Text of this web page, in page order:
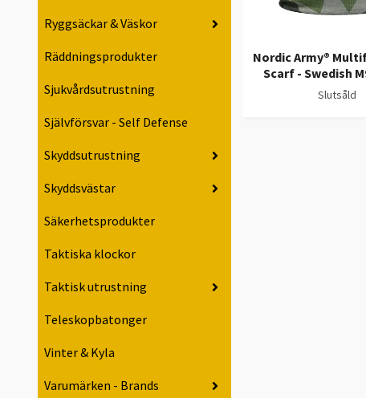
Ryggsäckar & Väskor
Räddningsprodukter
Sjukvårdsutrustning
Självförsvar - Self Defense
Skyddsutrustning
Skyddsvästar
Säkerhetsprodukter
Taktiska klockor
Taktisk utrustning
Teleskopbatonger
Vinter & Kyla
Varumärken - Brands
Nordic Army®
Scarf - Swedish
Slutsåld